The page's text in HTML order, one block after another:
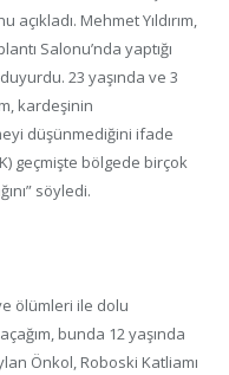
açıkladı. Mehmet Yıldırım,
Salonu’nda yaptığı
23 yaşında ve 3
kardeşinin
düşünmediğini ifade
geçmişte bölgede birçok
söyledi.
ölümleri ile dolu
bunda 12 yaşında
Önkol, Roboski Katliamı